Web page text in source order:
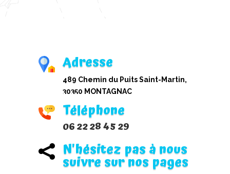
Adresse
489 Chemin du Puits Saint-Martin,
30350 MONTAGNAC
Téléphone
06 22 28 45 29
 N'hésitez pas à nous
suivre sur nos pages